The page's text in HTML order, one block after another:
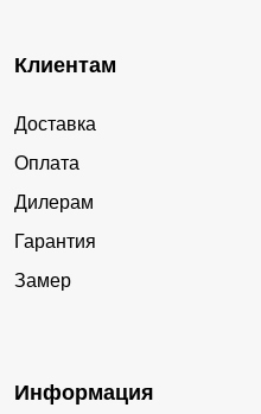
Клиентам
Доставка
Оплата
Дилерам
Гарантия
Замер
Информация